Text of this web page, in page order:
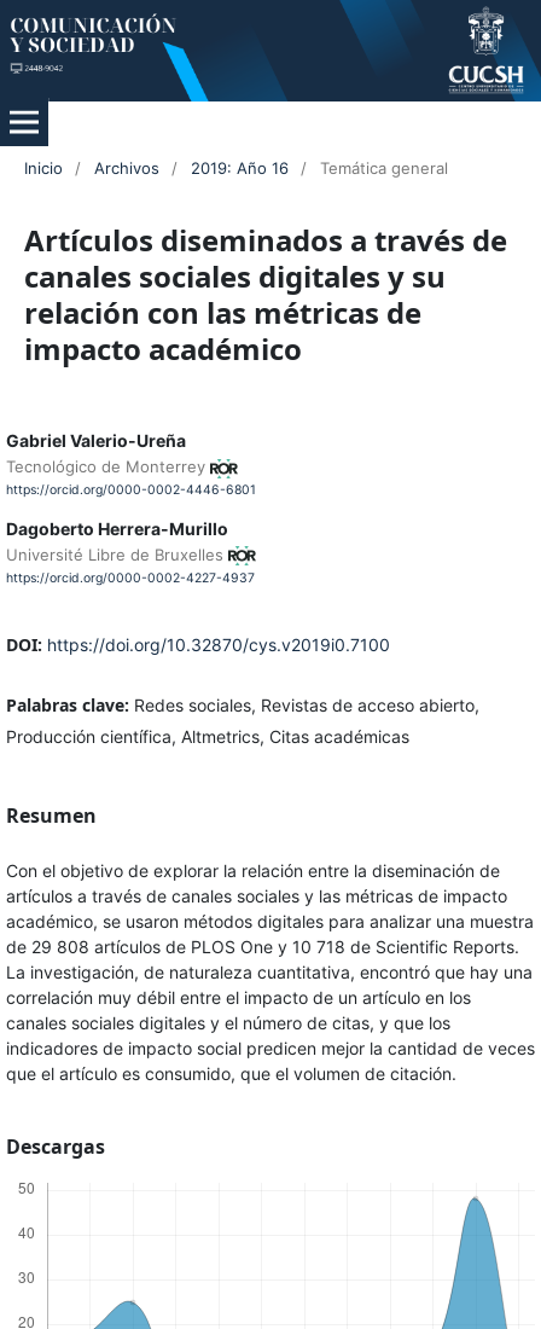
Inicio / Archivos / 2019: Año 16 / Temática general
Artículos diseminados a través de
canales sociales digitales y su
relación con las métricas de
impacto académico
Gabriel Valerio-Ureña
Tecnológico de Monterrey
https://orcid.org/0000-0002-4446-6801
Dagoberto Herrera-Murillo
Université Libre de Bruxelles
https://orcid.org/0000-0002-4227-4937
DOI: https://doi.org/10.32870/cys.v2019i0.7100
Palabras clave: Redes sociales, Revistas de acceso abierto,
Producción científica, Altmetrics, Citas académicas
Resumen
Con el objetivo de explorar la relación entre la diseminación de
artículos a través de canales sociales y las métricas de impacto
académico, se usaron métodos digitales para analizar una muestra
de 29 808 artículos de PLOS One y 10 718 de Scientific Reports.
La investigación, de naturaleza cuantitativa, encontró que hay una
correlación muy débil entre el impacto de un artículo en los
canales sociales digitales y el número de citas, y que los
indicadores de impacto social predicen mejor la cantidad de veces
que el artículo es consumido, que el volumen de citación.
Descargas